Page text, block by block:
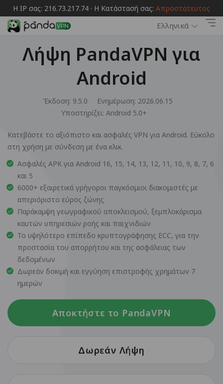
Η IP σας: 216.73.217.74 · Η Κατάστασή σας: Απροστάτευτος
Ελληνικά
Λήψη PandaVPN για
Android
Έκδοση: 9.5.0
Ενημέρωση: 2026.06.15
Υποστηρίζει: Android 5.0+
Κατεβάστε το αξιόπιστο και ασφαλές VPN για Android. Εύκολο
στη χρήση με σύνδεση με ένα κλικ.
Ασφαλές APK για Android 16, 15, 14, 13, 12, 11, 10, 9, 8, 7, 6
και 5
6000+ εξαιρετικά γρήγοροι παγκόσμιοι διακομιστές με
απεριόριστο εύρος ζώνης
Παράκαμψη γεωγραφικού αποκλεισμού, ξεμπλοκάρισμα
καυτών υπηρεσιών ροής και παιχνιδιών
Το υψηλότερο επίπεδο κρυπτογράφησης ECC, για την
προστασία του απορρήτου και της ασφάλειας των
δεδομένων
Δωρεάν δοκιμή και εγγύηση επιστροφής χρημάτων 7
ημερών
Αποκτήστε το PandaVPN
Δωρεάν Λήψη